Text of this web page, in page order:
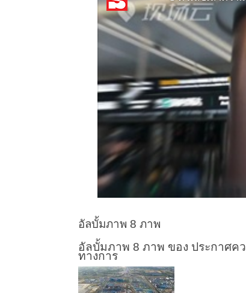
อัลบั้มภาพ 8 ภาพ
อัลบั้มภาพ 8 ภาพ ของ ประกาศค
ทางการ